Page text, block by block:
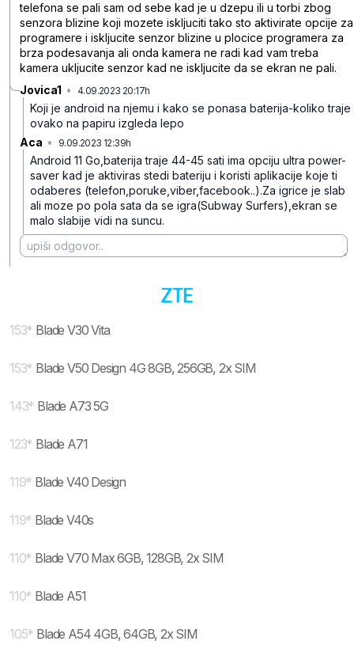
telefona se pali sam od sebe kad je u dzepu ili u torbi zbog
senzora blizine koji mozete iskljuciti tako sto aktivirate opcije za
programere i iskljucite senzor blizine u plocice programera za
brza podesavanja ali onda kamera ne radi kad vam treba
kamera ukljucite senzor kad ne iskljucite da se ekran ne pali.
Jovica1 • 4.09.2023 20:17h
Koji je android na njemu i kako se ponasa baterija-koliko traje
ovako na papiru izgleda lepo
Aca • 9.09.2023 12:39h
Android 11 Go,baterija traje 44-45 sati ima opciju ultra power-
saver kad je aktiviras stedi bateriju i koristi aplikacije koje ti
odaberes (telefon,poruke,viber,facebook..).Za igrice je slab
ali moze po pola sata da se igra(Subway Surfers),ekran se
malo slabije vidi na suncu.
153* Blade V30 Vita
153* Blade V50 Design 4G 8GB, 256GB, 2x SIM
143* Blade A73 5G
123* Blade A71
119* Blade V40 Design
119* Blade V40s
110* Blade V70 Max 6GB, 128GB, 2x SIM
110* Blade A51
105* Blade A54 4GB, 64GB, 2x SIM